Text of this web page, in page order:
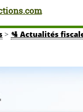
> 🛂 Actualités